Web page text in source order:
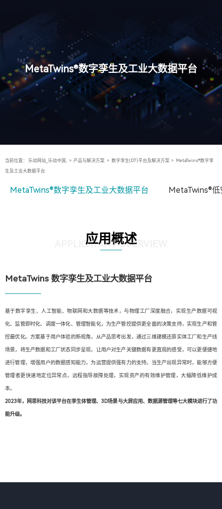
MetaTwins®数字孪生及工业大数据平台
当前位置： 乐动网站_乐动中国, > 产品与解决方案 > 数字孪生(DT)平台及解决方案 > MetaTwins®数字孪
生及工业大数据平台
MetaTwins®数字孪生及工业大数据平台 MetaTwins®
应用概述
APPLICATION OVERVIEW
MetaTwins 数字孪生及工业大数据平台
基于数字孪生、人工智能、物联网和大数据等技术，与物理工厂深度融合，实现生产数据可视
化、监管即时化、调度一体化、管理智能化，为生产管控提供更全面的决策支持，实现生产和管
控最优化。方案基于用户体验的新视角，从产品思考出发，通过三维建模还原实体工厂和生产线
场景，将生产数据和工厂状态同步呈现，让用户对生产关键数据有更直观的感受，可以更便捷地
进行管理，增强用户的数据感知能力，为运营提供强有力的支持。当生产出现异常时，能够方便
管理者更快速地定位异常点，远程指导故障处理，实现资产的有效维护管理，大幅降低维护成
本。
2023年，网思科技对该平台在孪生体管理、3D场景与大屏应用、数据源管理等七大模块进行了功
能升级。